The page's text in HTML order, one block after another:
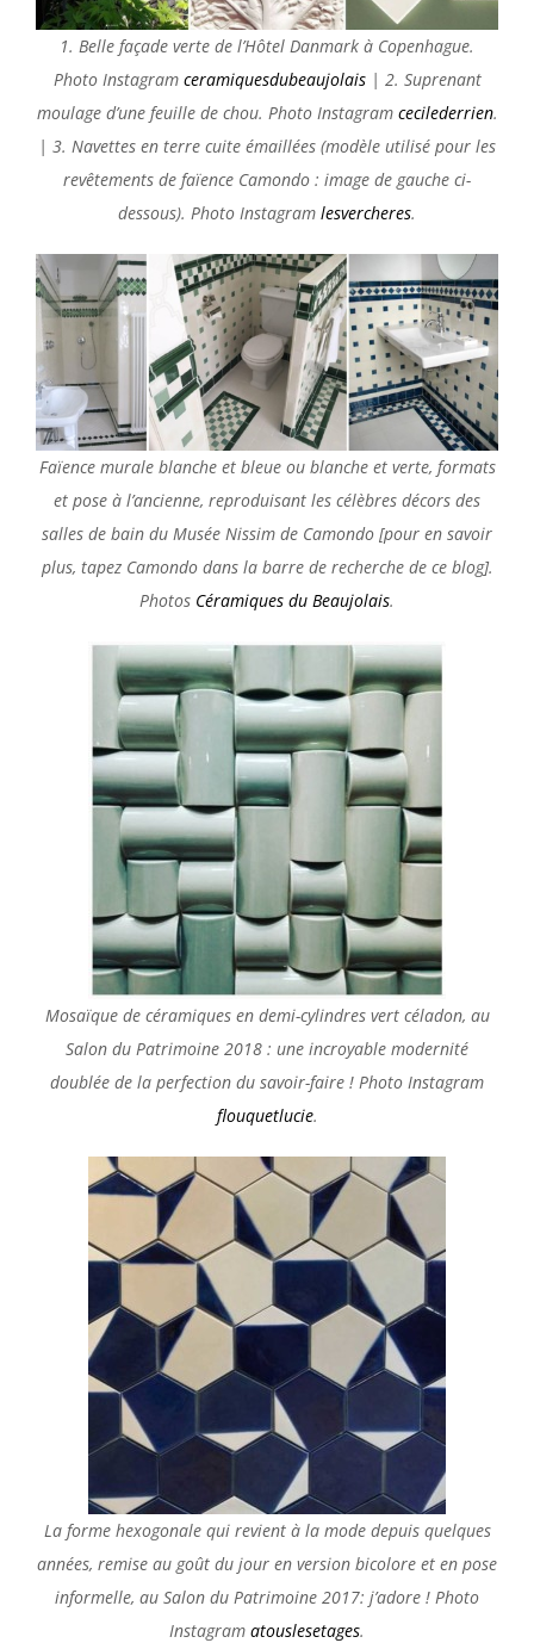
1. Belle façade verte de l’Hôtel Danmark à Copenhague.
Photo Instagram ceramiquesdubeaujolais| 2. Suprenant
moulage d’une feuille de chou. Photo Instagram cecilederrien.
| 3. Navettes en terre cuite émaillées (modèle utilisé pour les
revêtements de faïence Camondo : image de gauche ci-
dessous). Photo Instagram lesvercheres.
Faïence murale blanche et bleue ou blanche et verte, formats
et pose à l’ancienne, reproduisant les célèbres décors des
salles de bain du Musée Nissim de Camondo [pour en savoir
plus, tapez Camondo dans la barre de recherche de ce blog].
Photos Céramiques du Beaujolais.
Mosaïque de céramiques en demi-cylindres vert céladon, au
Salon du Patrimoine 2018 : une incroyable modernité
doublée de la perfection du savoir-faire ! Photo Instagram
flouquetlucie.
La forme hexogonale qui revient à la mode depuis quelques
années, remise au goût du jour en version bicolore et en pose
informelle, au Salon du Patrimoine 2017: j’adore ! Photo
Instagram atouslesetages.